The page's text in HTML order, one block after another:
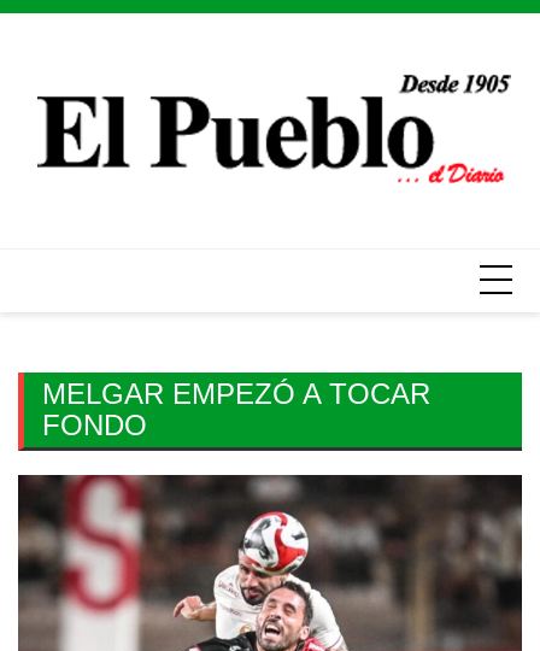
Skip
MELGAR EMPEZÓ A TOCAR
FONDO